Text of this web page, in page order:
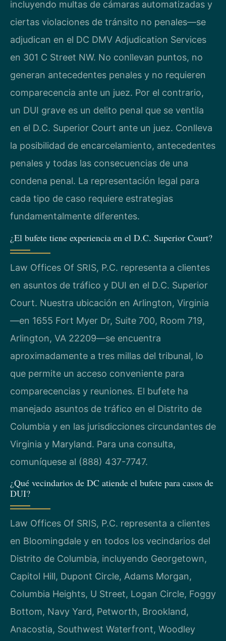
incluyendo multas de cámaras automatizadas y
ciertas violaciones de tránsito no penales—se
adjudican en el DC DMV Adjudication Services
en 301 C Street NW. No conllevan puntos, no
generan antecedentes penales y no requieren
comparecencia ante un juez. Por el contrario,
un DUI grave es un delito penal que se ventila
en el D.C. Superior Court ante un juez. Conlleva
la posibilidad de encarcelamiento, antecedentes
penales y todas las consecuencias de una
condena penal. La representación legal para
cada tipo de caso requiere estrategias
fundamentalmente diferentes.
¿El bufete tiene experiencia en el D.C. Superior Court?
Law Offices Of SRIS, P.C. representa a clientes
en asuntos de tráfico y DUI en el D.C. Superior
Court. Nuestra ubicación en Arlington, Virginia
—en 1655 Fort Myer Dr, Suite 700, Room 719,
Arlington, VA 22209—se encuentra
aproximadamente a tres millas del tribunal, lo
que permite un acceso conveniente para
comparecencias y reuniones. El bufete ha
manejado asuntos de tráfico en el Distrito de
Columbia y en las jurisdicciones circundantes de
Virginia y Maryland. Para una consulta,
comuníquese al (888) 437-7747.
¿Qué vecindarios de DC atiende el bufete para casos de
DUI?
Law Offices Of SRIS, P.C. representa a clientes
en Bloomingdale y en todos los vecindarios del
Distrito de Columbia, incluyendo Georgetown,
Capitol Hill, Dupont Circle, Adams Morgan,
Columbia Heights, U Street, Logan Circle, Foggy
Bottom, Navy Yard, Petworth, Brookland,
Anacostia, Southwest Waterfront, Woodley